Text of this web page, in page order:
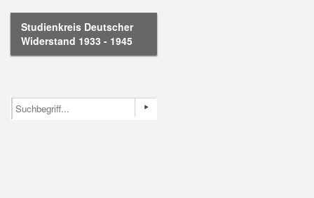
Studienkreis Deutscher
Widerstand 1933 - 1945